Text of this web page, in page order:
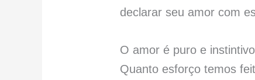
declarar seu amor com
O amor é puro e
Quanto esforço temos